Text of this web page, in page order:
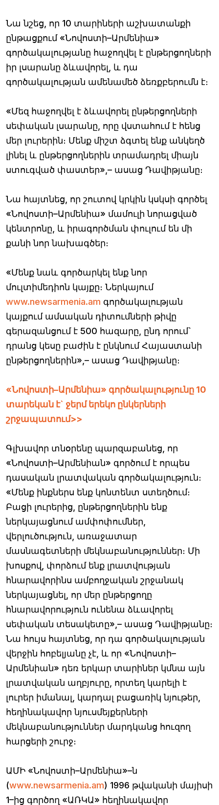
Նա նշեց, որ 10 տարիների աշխատանքի
ընթացքում «Նովոստի–Արմենիա»
գործակալությանը հաջողվել է ընթերցողների
իր լսարանը ձևավորել, և դա
գործակալության ամենամեծ ձեռքբերումն է։
«Մեզ հաջողվել է ձևավորել ընթերցողների
սեփական լսարանը, որը վստահում է հենց
մեր լուրերին։ Մենք միշտ ձգտել ենք անկեղծ
լինել և ընթերցողներին տրամադրել միայն
ստուգված փաստեր»,– ասաց Դավիթյանը։
Նա հայտնեց, որ շուտով կրկին կսկսի գործել
«Նովոստի–Արմենիա» մամուլի նորացված
կենտրոնը, և իրագործման փուլում են մի
քանի նոր նախագծեր։
«Մենք նաև գործարկել ենք նոր
մուլտիմեդիոն կայքը։ Ներկայում
www.newsarmenia.am գործակալության
կայքում ամսական դիտումների թիվը
գերազանցում է 500 հազարը, ընդ որում`
դրանց կեսը բաժին է ընկնում Հայաստանի
ընթերցողներին»,– ասաց Դավիթյանը։
«Նովոստի–Արմենիա» գործակալությունը 10
տարեկան է` ջերմ երեկո ընկերների
շրջապատում>>
Գլխավոր տնօրենը պարզաբանեց, որ
«Նովոստի–Արմենիան» գործում է որպես
դասական լրատվական գործակալություն։
«Մենք ինքներս ենք կոնտենտ ստեղծում։
Բացի լուրերից, ընթերցողներին ենք
ներկայացնում ամփոփումներ,
վերլուծություն, առաջատար
մասնագետների մեկնաբանություններ։ Մի
խոսքով, փորձում ենք լրատվության
հնարավորինս ամբողջական շրջանակ
ներկայացնել, որ մեր ընթերցողը
հնարավորություն ունենա ձևավորել
սեփական տեսակետը»,– ասաց Դավիթյանը։
Նա հույս հայտնեց, որ դա գործակալության
վերջին հոբելյանը չէ, և որ «Նովոստի–
Արմենիան» դեռ երկար տարիներ կմնա այն
լրատվական աղբյուրը, որտեղ կարելի է
լուրեր իմանալ, կարդալ բացառիկ նյութեր,
հեղինակավոր նյուսմեյքերների
մեկնաբանություններ մարդկանց հուզող
հարցերի շուրջ։
ԱՄԻ «Նովոստի–Արմենիա»–ն
(www.newsarmenia.am) 1996 թվականի մայիսի
1–ից գործող «ԱՌԿԱ» հեղինակավոր